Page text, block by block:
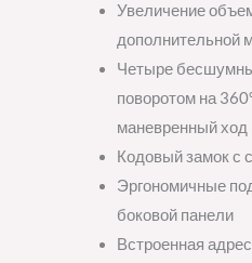
Увеличение
дополнительной
Четыре
поворотом на
маневренный ход
Кодовый замок с
Эргономичные
боковой панели
Встроенная